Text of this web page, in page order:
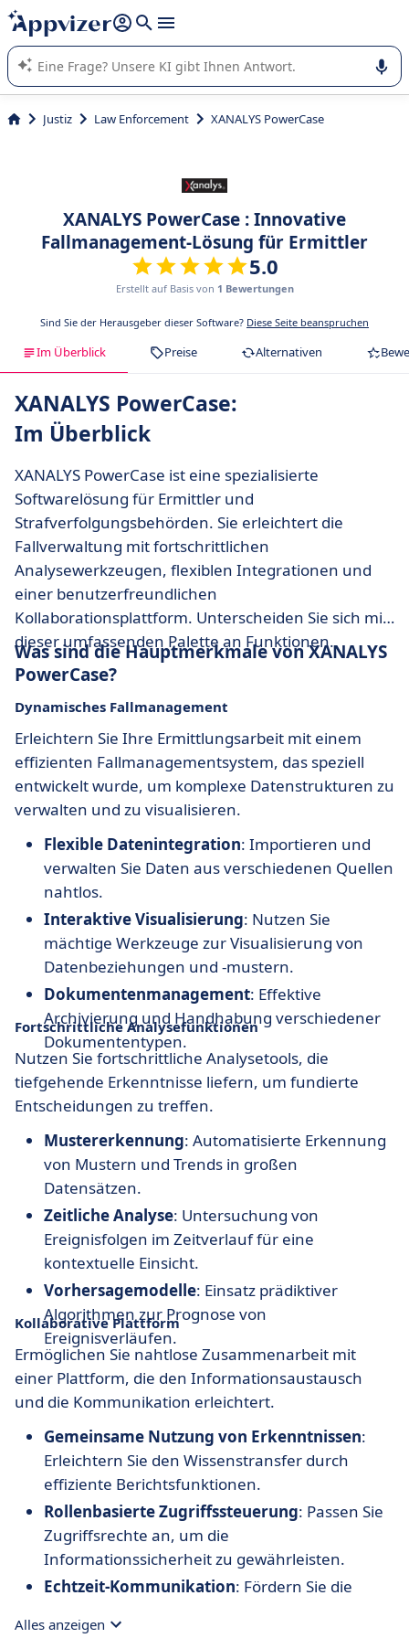
beantworten (mehrere Zeilen mit
Die KI von Appvizer führt Sie bei der Nutzung oder Auswahl
von SaaS-Software in Unternehmen.
Justiz Law Enforcement XANALYS PowerCase
XANALYS PowerCase : Innovative
Fallmanagement-Lösung für Ermittler
5.0
Erstellt auf Basis von 1 Bewertungen
Sind Sie der Herausgeber dieser Software? Diese Seite beanspruchen
Im Überblick Preise Alternativen
XANALYS PowerCase:
Im Überblick
XANALYS PowerCase ist eine spezialisierte
Softwarelösung für Ermittler und
Strafverfolgungsbehörden. Sie erleichtert die
Fallverwaltung mit fortschrittlichen
Analysewerkzeugen, flexiblen Integrationen und
einer benutzerfreundlichen
Kollaborationsplattform. Unterscheiden Sie sich mit
dieser umfassenden Palette an Funktionen.
Was sind die Hauptmerkmale von XANALYS
PowerCase?
Dynamisches Fallmanagement
Erleichtern Sie Ihre Ermittlungsarbeit mit einem
effizienten Fallmanagementsystem, das speziell
entwickelt wurde, um komplexe Datenstrukturen zu
verwalten und zu visualisieren.
Flexible Datenintegration: Importieren und
verwalten Sie Daten aus verschiedenen Quellen
nahtlos.
Interaktive Visualisierung: Nutzen Sie
mächtige Werkzeuge zur Visualisierung von
Datenbeziehungen und -mustern.
Dokumentenmanagement: Effektive
Archivierung und Handhabung verschiedener
Dokumententypen.
Fortschrittliche Analysefunktionen
Nutzen Sie fortschrittliche Analysetools, die
tiefgehende Erkenntnisse liefern, um fundierte
Entscheidungen zu treffen.
Mustererkennung: Automatisierte Erkennung
von Mustern und Trends in großen
Datensätzen.
Zeitliche Analyse: Untersuchung von
Ereignisfolgen im Zeitverlauf für eine
kontextuelle Einsicht.
Vorhersagemodelle: Einsatz prädiktiver
Algorithmen zur Prognose von
Ereignisverläufen.
Kollaborative Plattform
Ermöglichen Sie nahtlose Zusammenarbeit mit
einer Plattform, die den Informationsaustausch
und die Kommunikation erleichtert.
Gemeinsame Nutzung von Erkenntnissen:
Erleichtern Sie den Wissenstransfer durch
effiziente Berichtsfunktionen.
Rollenbasierte Zugriffssteuerung: Passen Sie
Zugriffsrechte an, um die
Informationssicherheit zu gewährleisten.
Echtzeit-Kommunikation: Fördern Sie die
Alles anzeigen